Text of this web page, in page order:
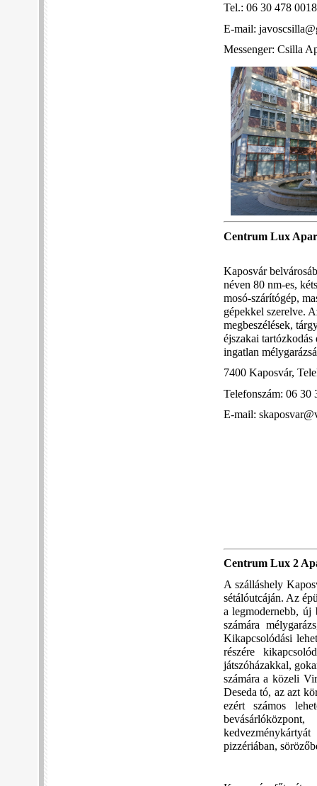
Tel.: 06 30 478 0018
E-mail:
Messenger: Csilla
Centrum Lux
Kaposvár
néven 80 nm-es,
mosó-szárítógép,
gépekkel szerelve.
megbeszélések,
éjszakai tartózkodás
ingatlan
7400 Kaposvár,
Telefonszám: 06 30
E-mail:
Centrum Lux 2
A szálláshely
sétálóutcáján. Az
a legmodernebb, új
számára
Kikapcsolódási
részére
játszóházakkal,
számára a közeli
Deseda tó, az azt
ezért számos
pizzériában,